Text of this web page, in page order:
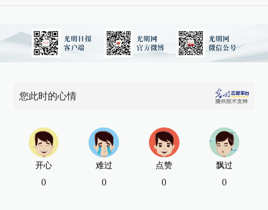
您此时的心情
开心
0
难过
0
点赞
0
飘过
0